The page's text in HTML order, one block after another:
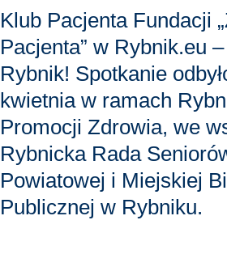
Klub Pacjenta Fundacji
Pacjenta” w Rybnik.eu
Rybnik! Spotkanie
kwietnia w ramach
Promocji Zdrowia, we
Rybnicka Rada
Powiatowej i Miejskiej
Publicznej w Rybniku.
odbyło
się
10
kwietnia
w
ramach
Rybnickich
Dni
Promocji